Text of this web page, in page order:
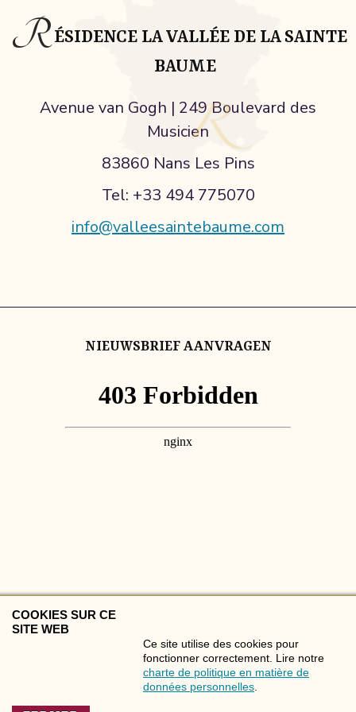
RÉSIDENCE LA VALLÉE DE LA SAINTE
BAUME
Avenue van Gogh | 249 Boulevard des
Musicien
83860 Nans Les Pins
Tel: +33 494 775070
info@valleesaintebaume.com
NIEUWSBRIEF AANVRAGEN
© RÉSIDENCE LA VALLÉE DE LA SAINTE BAUME
DESIGN & REALISATIE: HOLIDAY MEDIA
COOKIES SUR CE
SITE WEB
Ce site utilise des cookies pour
fonctionner correctement. Lire notre
charte de politique en matière de
données personnelles